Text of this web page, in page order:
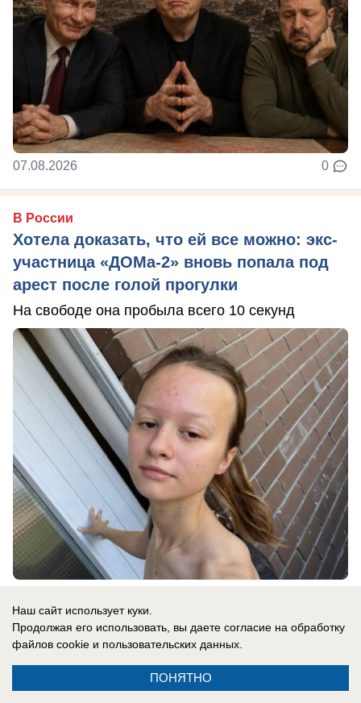
07.08.2026 0
В России
Хотела доказать, что ей все можно: экс-
участница «ДОМа-2» вновь попала под
арест после голой прогулки
На свободе она пробыла всего 10 секунд
В России
«Это рассчитано на мирных людей»: ВСУ
маскируют взрывные устройства под
Наш сайт использует куки.
Продолжая его использовать, вы даете согласие на обработку
файлов cookie и пользовательских данных.
ПОНЯТНО